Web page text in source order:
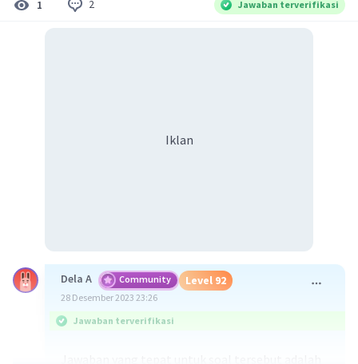
1 2 Jawaban terverifikasi
Iklan
Dela A Community Level 92
28 Desember 2023 23:26
Jawaban terverifikasi